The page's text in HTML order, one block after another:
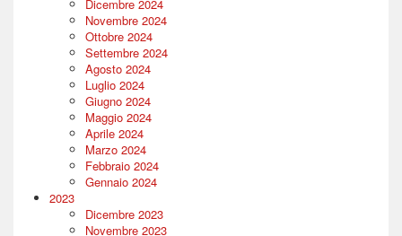
Dicembre 2024
Novembre 2024
Ottobre 2024
Settembre 2024
Agosto 2024
Luglio 2024
Giugno 2024
Maggio 2024
Aprile 2024
Marzo 2024
Febbraio 2024
Gennaio 2024
2023
Dicembre 2023
Novembre 2023